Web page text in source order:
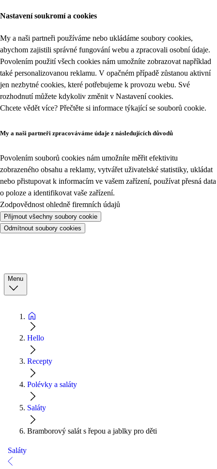
Nastavení soukromí a cookies
My a naši partneři používáme nebo ukládáme soubory cookies,
abychom zajistili správné fungování webu a zpracovali osobní údaje.
Povolením použití všech cookies nám umožníte zobrazovat například
také personalizovanou reklamu. V opačném případě zůstanou aktivní
jen nezbytné cookies, které potřebujeme k provozu webu. Své
rozhodnutí můžete kdykoliv změnit v Nastavení cookies.
Chcete vědět více? Přečtěte si informace týkající se souborů cookie.
My a naši partneři zpracováváme údaje z následujících důvodů
Povolením souborů cookies nám umožníte měřit efektivitu
zobrazeného obsahu a reklamy, vytvářet uživatelské statistiky, ukládat
nebo přistupovat k informacím ve vašem zařízení, používat přesná data
o poloze a identifikovat vaše zařízení.
Zodpovědnost ohledně firemních údajů
Přijmout všechny soubory cookie
Odmítnout soubory cookies
Menu
Hello
Recepty
Polévky a saláty
Saláty
Bramborový salát s řepou a jablky pro děti
Saláty